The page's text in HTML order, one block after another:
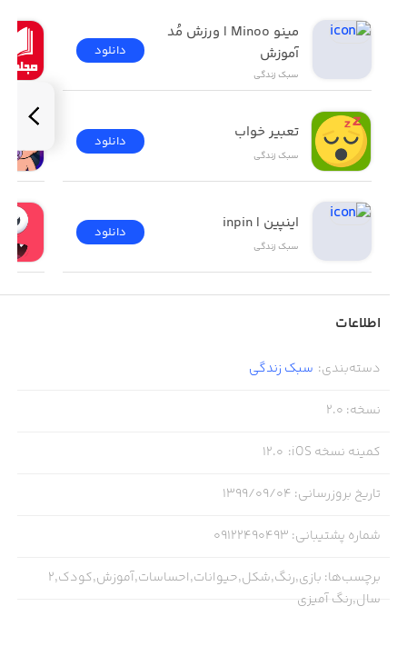
مینو Minoo | ورزش مُد
آموزش
سبک زندگی
دانلود
تعبیر خواب
سبک زندگی
دانلود
اینپین | inpin
سبک زندگی
دانلود
اطلاعات
دسته‌بندی: سبک زندگی
نسخه:
2.0
کمینه نسخه iOS :
12.0
تاریخ بروزرسانی: ۱۳۹۹/۰۹/۰۴
شماره پشتیبانی:
09122490493
برچسب‌ها:
بازی,رنگ,شکل,حیوانات,احساسات,آموزش,کودک,۲
سال,رنگ آمیزی